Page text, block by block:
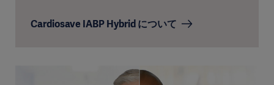
Cardiosave IABP Hybrid について